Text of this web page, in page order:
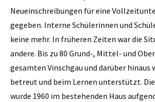
Neueinschreibungen für eine
gegeben. Interne Schülerinnen und
keine mehr. In früheren Zeiten war die
andere. Bis zu 80 Grund-, Mittel- und
gesamten Vinschgau und darüber hinaus
betreut und beim Lernen unterstützt.
wurde 1960 im bestehenden Haus